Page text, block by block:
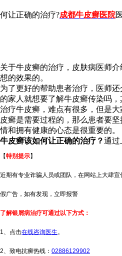
何让正确的治疗?成都牛皮癣医院
关于牛皮癣的治疗，皮肤病医师
想的效果的。
为了更好的帮助患者治疗，医师
的家人就想要了解牛皮癣传染吗
治疗牛皮癣，难点有很多，但是
皮癣是需要过程的，那么患者要
情和拥有健康的心态是很重要的。
牛皮癣该如何让正确的治疗？通过
【特别提示】
近期有专业诈骗人员或团队，在网站上大肆
假广告，如有发现，立即报警
了解银屑病治疗可通过以下方式：
1、点击在线咨询医生。
2、致电抗癣热线： 02886129902